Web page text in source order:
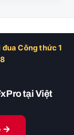
Công thức 1
tại Việt
→